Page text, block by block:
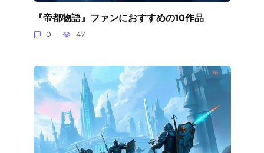
『帝都物語』ファンにおすすめの10作品
0 47